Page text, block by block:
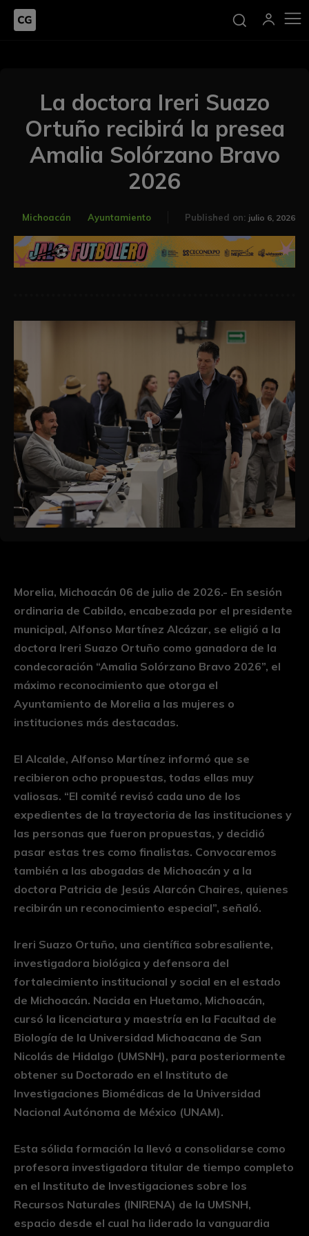
La doctora Ireri Suazo
Ortuño recibirá la presea
Amalia Solórzano Bravo
2026
Michoacán Ayuntamiento Published on: julio 6, 2026
Morelia, Michoacán 06 de julio de 2026.- En sesión
ordinaria de Cabildo, encabezada por el presidente
municipal, Alfonso Martínez Alcázar, se eligió a la
doctora Ireri Suazo Ortuño como ganadora de la
condecoración “Amalia Solórzano Bravo 2026”, el
máximo reconocimiento que otorga el
Ayuntamiento de Morelia a las mujeres o
instituciones más destacadas.
El Alcalde, Alfonso Martínez informó que se
recibieron ocho propuestas, todas ellas muy
valiosas. “El comité revisó cada uno de los
expedientes de la trayectoria de las instituciones y
las personas que fueron propuestas, y decidió
pasar estas tres como finalistas. Convocaremos
también a las abogadas de Michoacán y a la
doctora Patricia de Jesús Alarcón Chaires, quienes
recibirán un reconocimiento especial”, señaló.
Ireri Suazo Ortuño, una científica sobresaliente,
investigadora biológica y defensora del
fortalecimiento institucional y social en el estado
de Michoacán. Nacida en Huetamo, Michoacán,
cursó la licenciatura y maestría en la Facultad de
Biología de la Universidad Michoacana de San
Nicolás de Hidalgo (UMSNH), para posteriormente
obtener su Doctorado en el Instituto de
Investigaciones Biomédicas de la Universidad
Nacional Autónoma de México (UNAM).
Esta sólida formación la llevó a consolidarse como
profesora investigadora titular de tiempo completo
en el Instituto de Investigaciones sobre los
Recursos Naturales (INIRENA) de la UMSNH,
espacio desde el cual ha liderado la vanguardia